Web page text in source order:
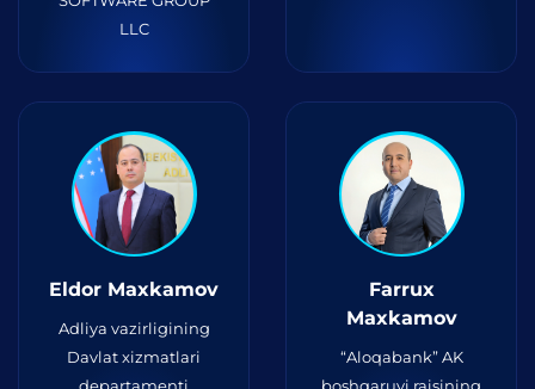
LLC
Eldor Maxkamov
Adliya vazirligining
Davlat xizmatlari
Farrux
Maxkamov
“Aloqabank” AK